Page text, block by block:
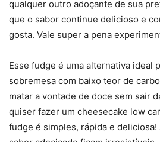
qualquer outro adoçante de sua
que o sabor continue delicioso e
gosta. Vale super a pena
Esse fudge é uma alternativa ideal
sobremesa com baixo teor de
matar a vontade de doce sem sair
quiser fazer um cheesecake low
fudge é simples, rápida e